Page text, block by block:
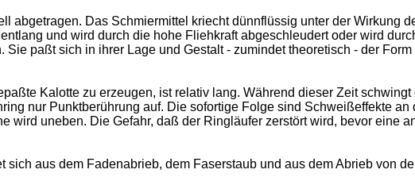
abgetragen. Das Schmiermittel kriecht dünnflüssig unter der Wirkung
und wird durch die hohe Fliehkraft abgeschleudert oder wird
paßt sich in ihrer Lage und Gestalt - zumindet theoretisch - der
Kalotte zu erzeugen, ist relativ lang. Während dieser Zeit
nur Punktberührung auf. Die sofortige Folge sind Schweißeffekte an
wird uneben. Die Gefahr, daß der Ringläufer zerstört wird, bevor eine
aus dem Fadenabrieb, dem Faserstaub und aus dem Abrieb von